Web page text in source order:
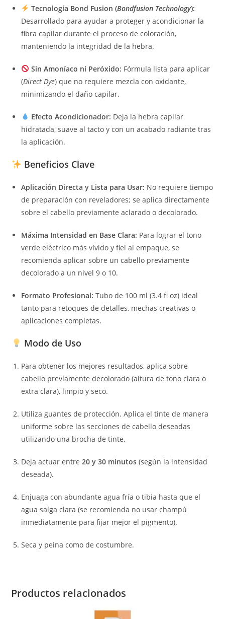
Tecnología Bond Fusion (Bondfusion Technology):
Desarrollado para ayudar a proteger y acondicionar la
fibra capilar durante el proceso de coloración,
manteniendo la integridad de la hebra.
Sin Amoníaco ni Peróxido: Fórmula lista para aplicar
(Direct Dye) que no requiere mezcla con oxidante,
minimizando el daño capilar.
Efecto Acondicionador: Deja la hebra capilar
hidratada, suave al tacto y con un acabado radiante tras
la aplicación.
Beneficios Clave
Aplicación Directa y Lista para Usar: No requiere tiempo
de preparación con reveladores; se aplica directamente
sobre el cabello previamente aclarado o decolorado.
Máxima Intensidad en Base Clara: Para lograr el tono
verde eléctrico más vívido y fiel al empaque, se
recomienda aplicar sobre un cabello previamente
decolorado a un nivel 9 o 10.
Formato Profesional: Tubo de 100 ml (3.4 fl oz) ideal
tanto para retoques de detalles, mechas creativas o
aplicaciones completas.
Modo de Uso
Para obtener los mejores resultados, aplica sobre
cabello previamente decolorado (altura de tono clara o
extra clara), limpio y seco.
Utiliza guantes de protección. Aplica el tinte de manera
uniforme sobre las secciones de cabello deseadas
utilizando una brocha de tinte.
Deja actuar entre20 y 30 minutos (según la intensidad
deseada).
Enjuaga con abundante agua fría o tibia hasta que el
agua salga clara (se recomienda no usar champú
inmediatamente para fijar mejor el pigmento).
Seca y peina como de costumbre.
Productos relacionados